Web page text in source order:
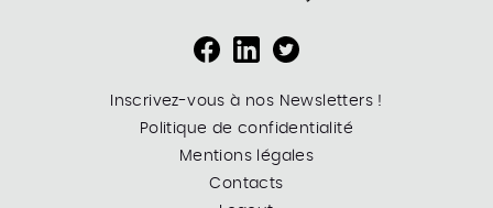
Inscrivez-vous à nos Newsletters !
Politique de confidentialité
Mentions légales
Contacts